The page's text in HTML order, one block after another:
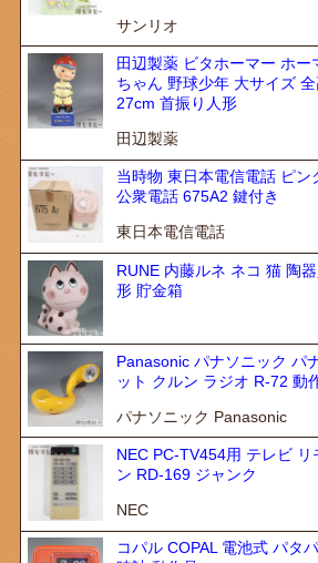
サンリオ
田辺製薬 ビタホーマー ホー
ちゃん 野球少年 大サイズ 全
27cm 首振り人形
田辺製薬
当時物 東日本電信電話 ピン
公衆電話 675A2 鍵付き
東日本電信電話
RUNE 内藤ルネ ネコ 猫 陶器
形 貯金箱
Panasonic パナソニック パ
ット クルン ラジオ R-72 動
パナソニック Panasonic
NEC PC-TV454用 テレビ リ
ン RD-169 ジャンク
NEC
コパル COPAL 電池式 パタ